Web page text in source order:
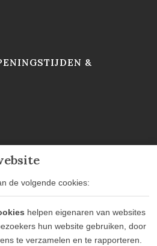
de volgende cookies:
helpen eigenaren van websites
hun website gebruiken, door
te verzamelen en te rapporteren.
&